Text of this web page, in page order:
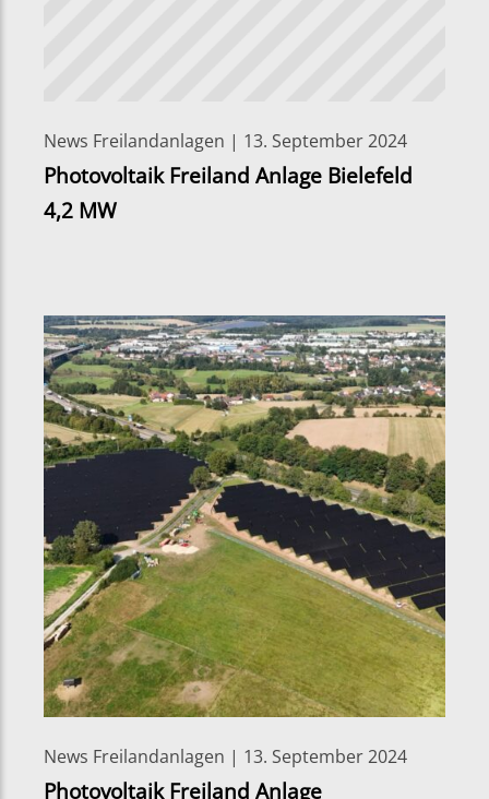
News Freilandanlagen | 13. September 2024
Photovoltaik Freiland Anlage Bielefeld
4,2 MW
News Freilandanlagen | 13. September 2024
Photovoltaik Freiland Anlage